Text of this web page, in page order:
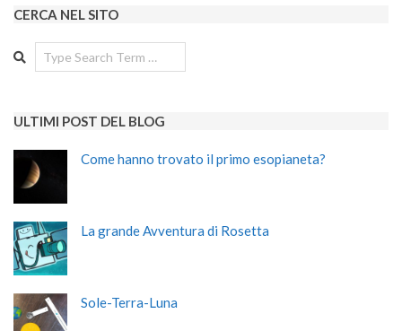
CERCA NEL SITO
Search
ULTIMI POST DEL BLOG
Come hanno trovato il primo esopianeta?
La grande Avventura di Rosetta
Sole-Terra-Luna